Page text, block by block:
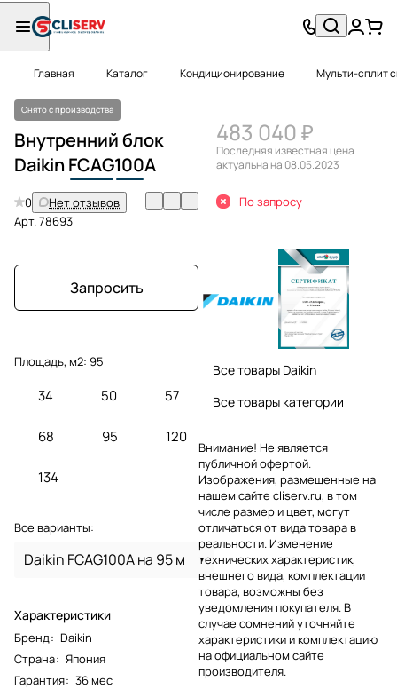
Главная Каталог Кондиционирование Мульти-сплит
Снято с производства
Внутренний блок
DaikinFCAG100A
0
Нет отзывов
Арт.78693
Запросить
Площадь, м2: 95
34 50 57
68 95 120
134
Все варианты:
Daikin FCAG100A на 95 м
Характеристики
Бренд: Daikin
Страна: Япония
Гарантия: 36 мес
483 040 ₽
Последняя известная цена
актуальна на 08.05.2023
По запросу
Все товары Daikin
Все товары категории
Внимание! Не является
публичной офертой.
Изображения, размещенные на
нашем сайте cliserv.ru, в том
числе размер и цвет, могут
отличаться от вида товара в
реальности. Изменение
технических характеристик,
внешнего вида, комплектации
товара, возможны без
уведомления покупателя. В
случае сомнений уточняйте
характеристики и комплектацию
на официальном сайте
производителя.